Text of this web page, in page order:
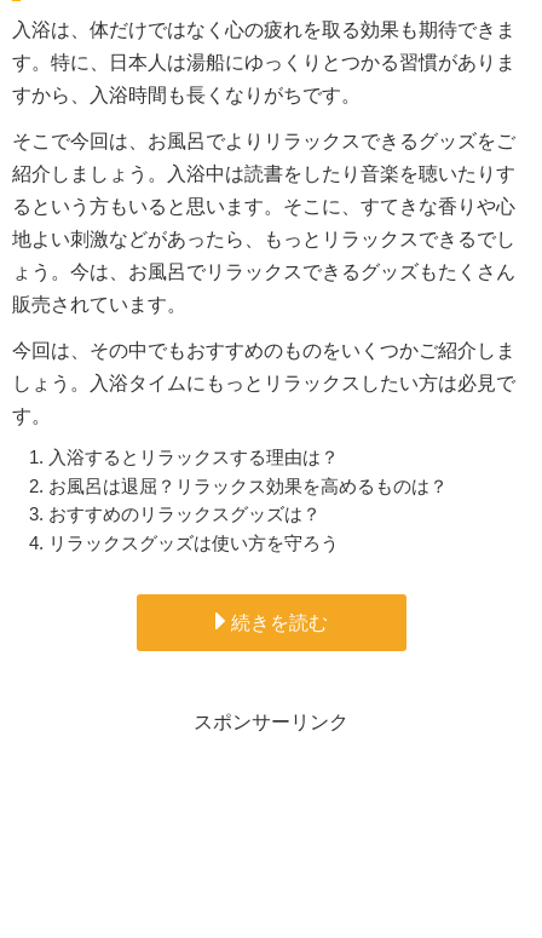
入浴は、体だけではなく心の疲れを取る効果も期待できま
す。特に、日本人は湯船にゆっくりとつかる習慣がありま
すから、入浴時間も長くなりがちです。
そこで今回は、お風呂でよりリラックスできるグッズをご
紹介しましょう。入浴中は読書をしたり音楽を聴いたりす
るという方もいると思います。そこに、すてきな香りや心
地よい刺激などがあったら、もっとリラックスできるでし
ょう。今は、お風呂でリラックスできるグッズもたくさん
販売されています。
今回は、その中でもおすすめのものをいくつかご紹介しま
しょう。入浴タイムにもっとリラックスしたい方は必見で
す。
入浴するとリラックスする理由は？
お風呂は退屈？リラックス効果を高めるものは？
おすすめのリラックスグッズは？
リラックスグッズは使い方を守ろう
続きを読む
スポンサーリンク